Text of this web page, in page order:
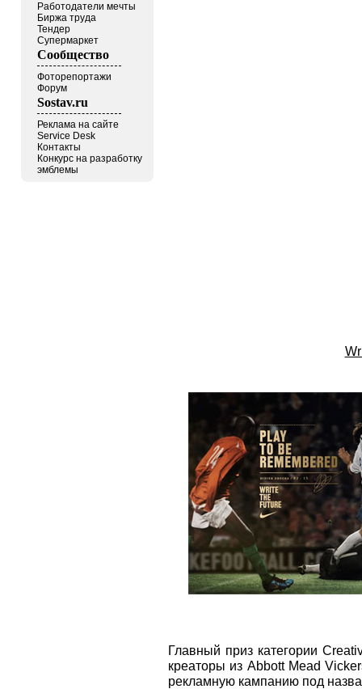
Работодатели мечты
Биржа труда
Тендер
Супермаркет
Сообщество
Фоторепортажи
Форум
Sostav.ru
Реклама на сайте
Service Desk
Контакты
Конкурс на разработку
эмблемы
Главный приз категории
креаторы из Abbott Mead
рекламную кампанию под